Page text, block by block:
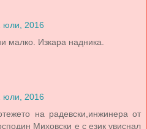
юли, 2016
малко. Изкара надника.
юли, 2016
на радевски,инжинера от
Миховски е с език увиснал